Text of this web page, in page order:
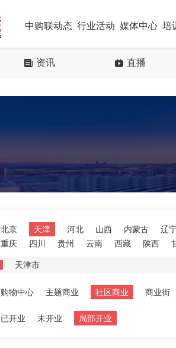
中购联动态 行业活动 媒体中心 培
资讯 直播
北京 天津 河北 山西 内蒙古
辽
重庆 四川 贵州 云南 西藏 陕西
天津市
购物中心 主题商业 社区商业 商业街
已开业 未开业 局部开业